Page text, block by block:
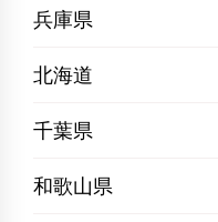
兵庫県
北海道
千葉県
和歌山県